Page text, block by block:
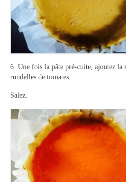
6. Une fois la pâte pré-cuite, ajoutez la
rondelles de tomates.
Salez.